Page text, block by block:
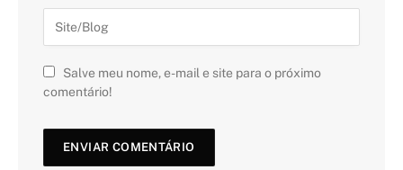
Salve meu nome, e-mail e site para o próximo
comentário!